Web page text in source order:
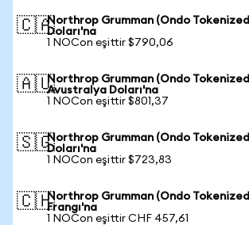
🇨🇦Northrop Grumman (Ondo
Doları'na
1 NOCon eşittir $790,06
🇦🇺Northrop Grumman (Ondo
Avustralya Doları'na
1 NOCon eşittir $801,37
🇸🇬Northrop Grumman (Ondo
Doları'na
1 NOCon eşittir $723,83
🇨🇭Northrop Grumman (Ondo
Frangı'na
1 NOCon eşittir CHF 457,61